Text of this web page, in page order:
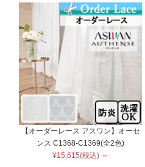
【オーダーレース アスワン】オーセ
ンス C1368-C1369(全2色)
¥15,615(税込) ～